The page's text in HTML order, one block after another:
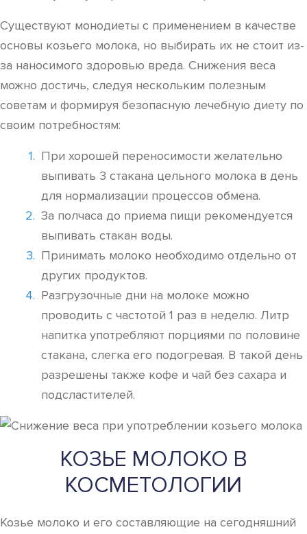
Существуют монодиеты с применением в качестве
основы козьего молока, но выбирать их не стоит из-
за наносимого здоровью вреда. Снижения веса
можно достичь, следуя нескольким полезным
советам и формируя безопасную лечебную диету по
своим потребностям:
При хорошей переносимости желательно
выпивать 3 стакана цельного молока в день
для нормализации процессов обмена.
За полчаса до приема пищи рекомендуется
выпивать стакан воды.
Принимать молоко необходимо отдельно от
других продуктов.
Разгрузочные дни на молоке можно
проводить с частотой 1 раз в неделю. Литр
напитка употребляют порциями по половине
стакана, слегка его подогревая. В такой день
разрешены также кофе и чай без сахара и
подсластителей.
КОЗЬЕ МОЛОКО В
КОСМЕТОЛОГИИ
Козье молоко и его составляющие на сегодняшний